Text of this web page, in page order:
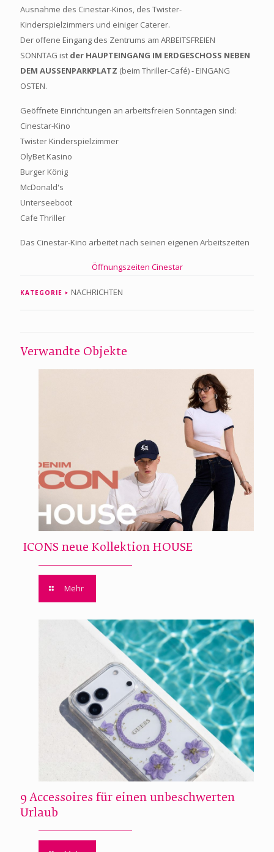
Ausnahme des Cinestar-Kinos, des Twister-
Kinderspielzimmers und einiger Caterer.
Der offene Eingang des Zentrums am ARBEITSFREIEN
SONNTAG ist der HAUPTEINGANG IM ERDGESCHOSS NEBEN
DEM AUSSENPARKPLATZ (beim Thriller-Café) - EINGANG
OSTEN.
Geöffnete Einrichtungen an arbeitsfreien Sonntagen sind:
Cinestar-Kino
Twister Kinderspielzimmer
OlyBet Kasino
Burger König
McDonald's
Unterseeboot
Cafe Thriller
Das Cinestar-Kino arbeitet nach seinen eigenen Arbeitszeiten
Öffnungszeiten Cinestar
KATEGORIE NACHRICHTEN
Verwandte Objekte
ICONS neue Kollektion HOUSE
Mehr
9 Accessoires für einen unbeschwerten
Urlaub